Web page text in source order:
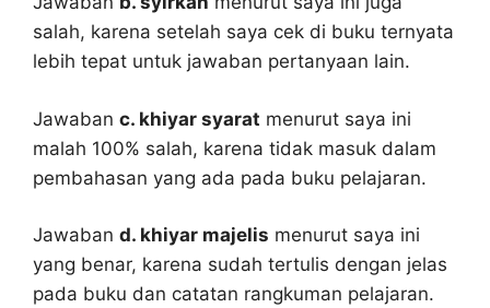
salah, karena setelah saya cek di buku ternyata
lebih tepat untuk jawaban pertanyaan lain.
Jawaban c. khiyar syarat menurut saya ini
malah 100% salah, karena tidak masuk dalam
pembahasan yang ada pada buku pelajaran.
Jawaban d. khiyar majelis menurut saya ini
yang benar, karena sudah tertulis dengan jelas
pada buku dan catatan rangkuman pelajaran.